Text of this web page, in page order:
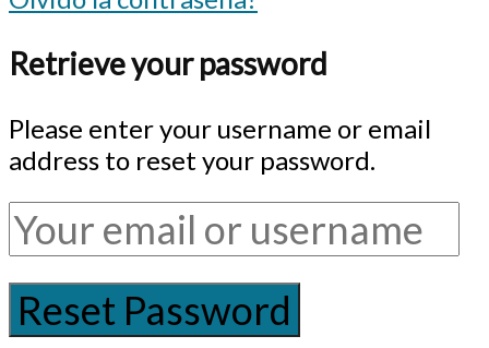
Retrieve your password
Please enter your username or email
address to reset your password.